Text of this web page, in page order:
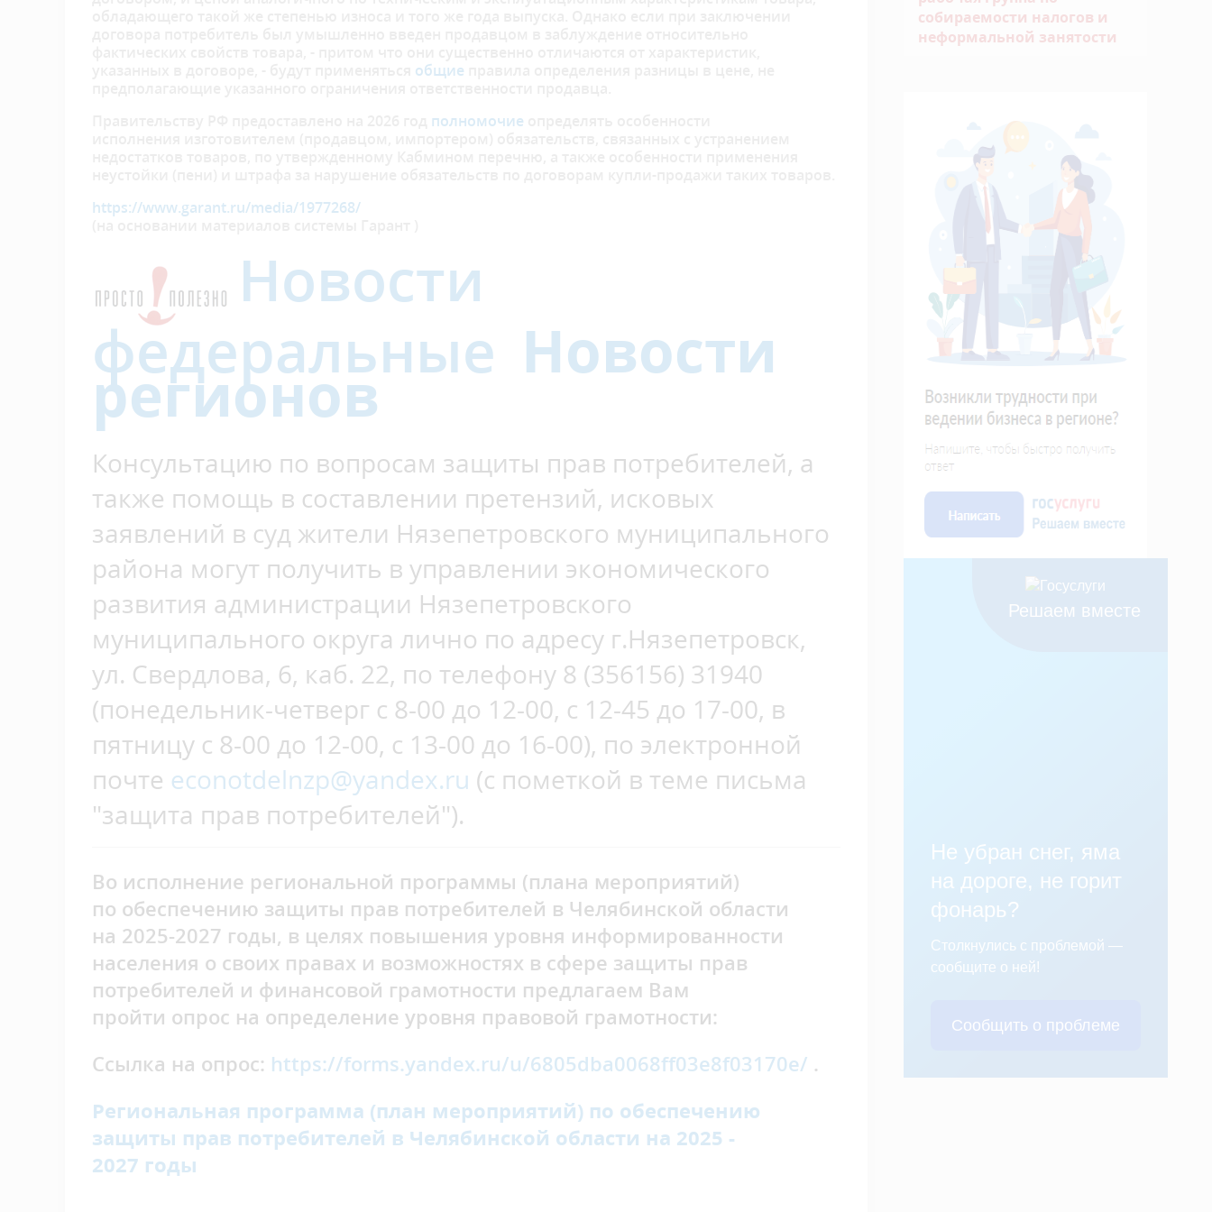
общие
полномочие
https://www.garant.ru/media/1977268/
Новости
федеральные Новости
регионов
Консультацию по вопросам защиты прав потребителей, а
также помощь в составлении претензий, исковых
заявлений в суд жители Нязепетровского муниципального
района могут получить в управлении экономического
развития администрации Нязепетровского
муниципального округа лично по адресу г.Нязепетровск,
ул. Свердлова, 6, каб. 22, по телефону 8 (356156) 31940
(понедельник-четверг с 8-00 до 12-00, с 12-45 до 17-00, в
пятницу с 8-00 до 12-00, с 13-00 до 16-00), по электронной
почте econotdelnzp@yandex.ru (с пометкой в теме письма
"защита прав потребителей").
Во исполнение региональной программы (плана мероприятий)
по обеспечению защиты прав потребителей в Челябинской области
на 2025-2027 годы, в целях повышения уровня информированности
населения о своих правах и возможностях в сфере защиты прав
потребителей и финансовой грамотности предлагаем Вам
пройти опрос на определение уровня правовой грамотности:
Ссылка на опрос: https://forms.yandex.ru/u/6805dba0068ff03e8f03170e/ .
Региональная программа (план мероприятий) по обеспечению
защиты прав потребителей в Челябинской области на 2025 -
2027 годы
собираемости налогов и
неформальной занятости
Решаем вместе
Не убран снег, яма
на дороге, не горит
фонарь?
Столкнулись с проблемой —
сообщите о ней!
Сообщить о проблеме